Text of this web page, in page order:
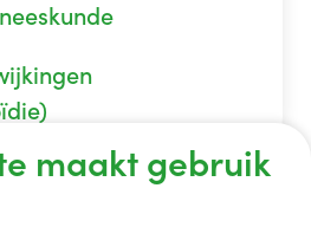
maakt gebruik